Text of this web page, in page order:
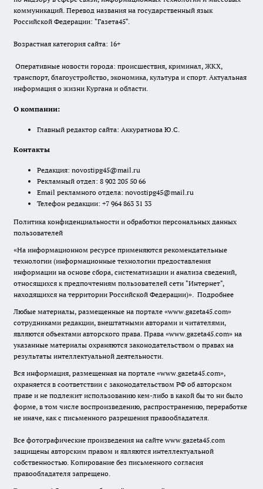
коммуникаций. Перевод названия на государственный язык
Российской Федерации: "Газета45".
Возрастная категория сайта: 16+
Оперативные новости города: происшествия, криминал, ЖКХ,
транспорт, благоустройство, экономика, культура и спорт. Актуальная
информация о жизни Кургана и области.
О компании:
Главный редактор сайта: Аккуратнова Ю.С.
Контакты
Редакция: novostipg45@mail.ru
Рекламный отдел: 8 902 205 50 66
Email рекламного отдела: novostipg45@mail.ru
Телефон редакции: +7 964 863 31 33
Политика конфиденциальности и обработки персональных данных
пользователей
«На информационном ресурсе применяются рекомендательные
технологии (информационные технологии предоставления
информации на основе сбора, систематизации и анализа сведений,
относящихся к предпочтениям пользователей сети "Интернет",
находящихся на территории Российской Федерации)». Подробнее
Любые материалы, размещенные на портале «www.gazeta45.com»
сотрудниками редакции, внештатными авторами и читателями,
являются объектами авторского права. Права «www.gazeta45.com» на
указанные материалы охраняются законодательством о правах на
результаты интеллектуальной деятельности.
Вся информация, размещенная на портале «www.gazeta45.com»,
охраняется в соответствии с законодательством РФ об авторском
праве и не подлежит использованию кем-либо в какой бы то ни было
форме, в том числе воспроизведению, распространению, переработке
не иначе, как с письменного разрешения правообладателя.
Все фотографические произведения на сайте www.gazeta45.com
защищены авторским правом и являются интеллектуальной
собственностью. Копирование без письменного согласия
правообладателя запрещено.